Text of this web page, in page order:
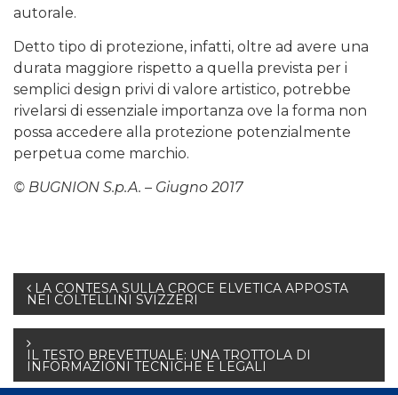
autorale.
Detto tipo di protezione, infatti, oltre ad avere una
durata maggiore rispetto a quella prevista per i
semplici design privi di valore artistico, potrebbe
rivelarsi di essenziale importanza ove la forma non
possa accedere alla protezione potenzialmente
perpetua come marchio.
© BUGNION S.p.A. – Giugno 2017
Navigazione
articoli
LA CONTESA SULLA CROCE ELVETICA APPOSTA
NEI COLTELLINI SVIZZERI
IL TESTO BREVETTUALE: UNA TROTTOLA DI
INFORMAZIONI TECNICHE E LEGALI